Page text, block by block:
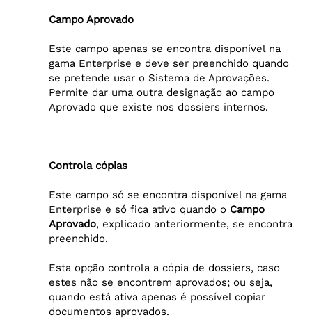
Campo Aprovado
Este campo apenas se encontra disponível na
gama Enterprise e deve ser preenchido quando
se pretende usar o Sistema de Aprovações.
Permite dar uma outra designação ao campo
Aprovado que existe nos dossiers internos.
Controla cópias
Este campo só se encontra disponível na gama
Enterprise e só fica ativo quando o Campo
Aprovado, explicado anteriormente, se encontra
preenchido.
Esta opção controla a cópia de dossiers, caso
estes não se encontrem aprovados; ou seja,
quando está ativa apenas é possível copiar
documentos aprovados.